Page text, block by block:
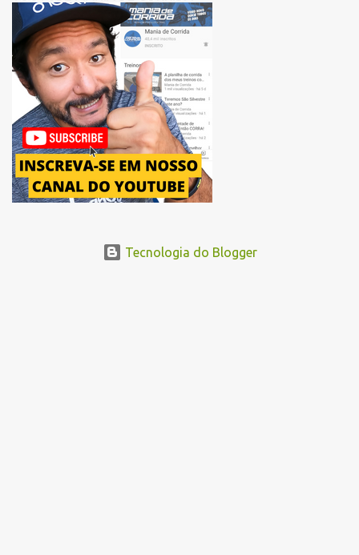
para uma melhor distribuição dos corredores no início da corrida. A
mudança substitui o trecho do Elevado Presidente João Goulart por
um novo trajeto na região do Pacaembu e Barra Funda. Após a
Avenida Pacaembu, os corredores seguirão pela Avenida Doutor
Abraão Ribeiro, passando ao lado do Memorial da América Latina,
acessando a Avenida Norma Pieruccini Giannotti, a Avenida Rudge e
...
Tecnologia do Blogger